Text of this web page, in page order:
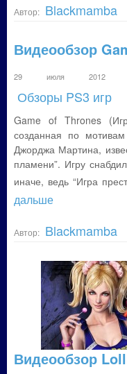
Автор: Blackmamba
Видеообзор
29 июля 2012
Обзоры PS3 игр
Game of Thrones
созданная по
Джорджа Мартина,
пламени”. Игру
иначе, ведь “Игра
дальше
Автор: Blackmamba
Видеообзор